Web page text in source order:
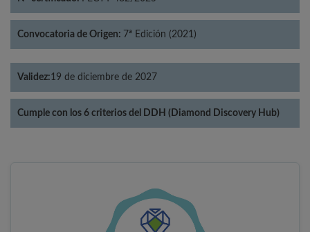
Convocatoria de Origen: 7ª Edición (2021)
Validez:19 de diciembre de 2027
Cumple con los 6 criterios del DDH (Diamond Discovery Hub)